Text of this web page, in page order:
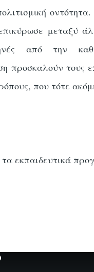
μεταξύ
από την
προσκαλούν τους
που τότε
τα εκπαιδευτικά